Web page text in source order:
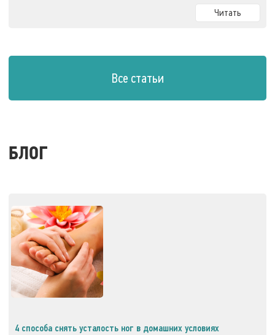
Читать
Все статьи
БЛОГ
4 способа снять усталость ног в домашних условиях